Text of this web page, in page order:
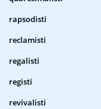
rapsodisti
reclamisti
regalisti
registi
revivalisti